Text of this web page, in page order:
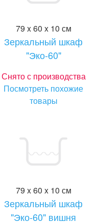
79 x 60 x 10 см
Зеркальный шкаф
"Эко-60"
Снято с производства
Посмотреть похожие
товары
79 x 60 x 10 см
Зеркальный шкаф
"Эко-60" вишня